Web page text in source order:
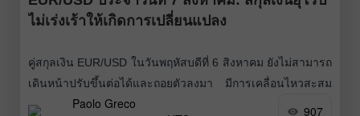
ไม่เร่งเร้าให้เกิดการเปลี่ยนแปลง
คู่สกุลเงิน EUR/USD ในวันพฤหัสบดีที่ 6 สิงหาคม ยังไม่สามารถ
เดินหน้าปรับขึ้นต่อได้และถอยตัวลงมา มีการเคลื่อนไหวสะสม
ตัวต่ำกว่าบริเวณ 1.1536–1.1542 และเส้นวิกฤต อย่างไรก็ตาม
Paolo Greco
907